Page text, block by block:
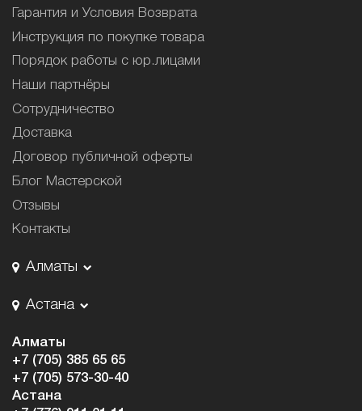
Гарантия и Условия Возврата
Инструкция по покупке товара
Порядок работы с юр.лицами
Наши партнёры
Сотрудничество
Доставка
Договор публичной оферты
Блог Мастерской
Отзывы
Контакты
Алматы
Астана
Алматы
+7 (705) 385 65 65
+7 (705) 573-30-40
Астана